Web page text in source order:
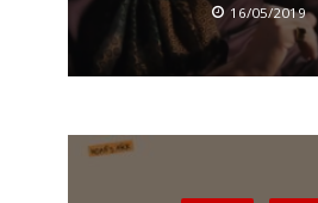
16/05/2019